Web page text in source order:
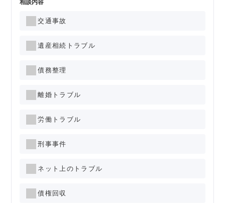
相談内容
交通事故
遺産相続トラブル
債務整理
離婚トラブル
労働トラブル
刑事事件
ネット上のトラブル
債権回収